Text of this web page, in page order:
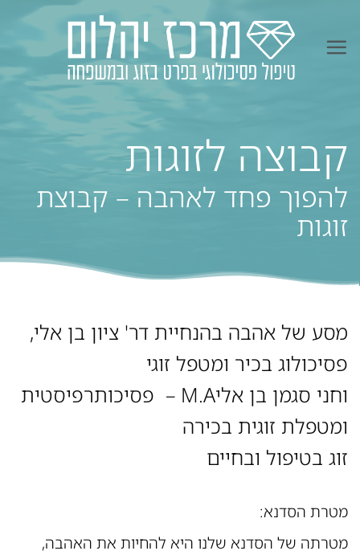
קבוצה לזוגות
להפוך פחד לאהבה – קבוצת
זוגות
מסע של אהבה בהנחיית דר' ציון בן אלי,
פסיכולוג בכיר ומטפל זוגי
וחני סגמן בן אליM.A – פסיכותרפיסטית
ומטפלת זוגית בכירה
זוג בטיפול ובחיים
מטרת הסדנא:
מטרתה של הסדנא שלנו היא להחיות את האהבה,